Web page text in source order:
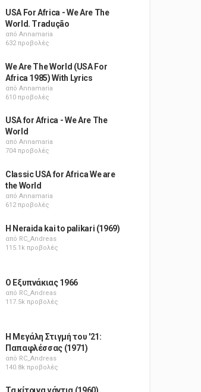
USA For Africa - We Are The
World. Tradução
από Annamaria
632 προβολές
We Are The World (USA For
Africa 1985) With Lyrics
από Annamaria
610 προβολές
USA for Africa - We Are The
World
από Annamaria
704 προβολές
Classic USA for Africa We are
the World
από Annamaria
612 προβολές
H Neraida kai to palikari (1969)
από RC_Andreas
115.1k προβολές
Ο Εξυπνάκιας 1966
από RC_Andreas
117.5k προβολές
Η Μεγάλη Στιγμή του '21:
Παπαφλέσσας (1971)
από RC_Andreas
140.8k προβολές